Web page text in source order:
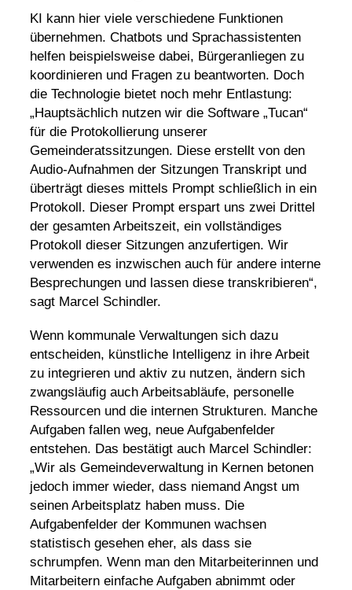
KI kann hier viele verschiedene Funktionen
übernehmen. Chatbots und Sprachassistenten
helfen beispielsweise dabei, Bürgeranliegen zu
koordinieren und Fragen zu beantworten. Doch
die Technologie bietet noch mehr Entlastung:
„Hauptsächlich nutzen wir die Software „Tucan“
für die Protokollierung unserer
Gemeinderatssitzungen. Diese erstellt von den
Audio-Aufnahmen der Sitzungen Transkript und
überträgt dieses mittels Prompt schließlich in ein
Protokoll. Dieser Prompt erspart uns zwei Drittel
der gesamten Arbeitszeit, ein vollständiges
Protokoll dieser Sitzungen anzufertigen. Wir
verwenden es inzwischen auch für andere interne
Besprechungen und lassen diese transkribieren“,
sagt Marcel Schindler.
Wenn kommunale Verwaltungen sich dazu
entscheiden, künstliche Intelligenz in ihre Arbeit
zu integrieren und aktiv zu nutzen, ändern sich
zwangsläufig auch Arbeitsabläufe, personelle
Ressourcen und die internen Strukturen. Manche
Aufgaben fallen weg, neue Aufgabenfelder
entstehen. Das bestätigt auch Marcel Schindler:
„Wir als Gemeindeverwaltung in Kernen betonen
jedoch immer wieder, dass niemand Angst um
seinen Arbeitsplatz haben muss. Die
Aufgabenfelder der Kommunen wachsen
statistisch gesehen eher, als dass sie
schrumpfen. Wenn man den Mitarbeiterinnen und
Mitarbeitern einfache Aufgaben abnimmt oder